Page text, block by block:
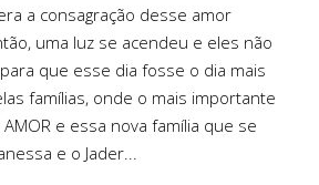
a consagração desse amor
uma luz se acendeu e eles não
que esse dia fosse o dia mais
famílias, onde o mais importante
e essa nova família que se
e o Jader...